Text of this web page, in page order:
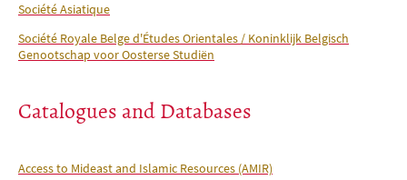
Société Asiatique
Société Royale Belge d'Études Orientales / Koninklijk Belgisch
Genootschap voor Oosterse Studiën
Catalogues and Databases
Access to Mideast and Islamic Resources (AMIR)